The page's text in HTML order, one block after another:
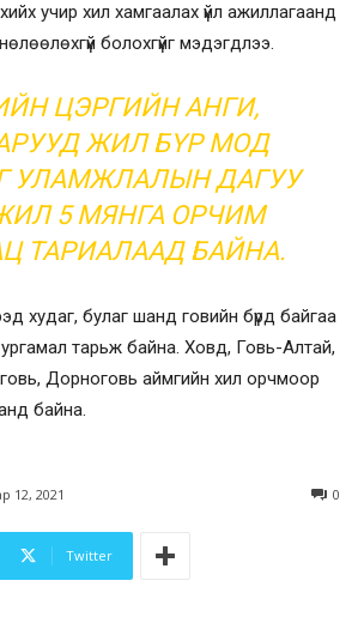
учир хил хамгаалах үйл ажиллагаанд
болохгүйг мэдэгдлээ.
ЦЭРГИЙН АНГИ,
ЖИЛ БҮР МОД
УЛАМЖЛАЛЫН ДАГУУ
5 МЯНГА ОРЧИМ
ТАРИАЛААД БАЙНА.
худаг, булаг шанд говийн бүрд байгаа
тарьж байна. Ховд, Говь-Алтай,
Дорноговь аймгийн хил орчмоор
байна.
12, 2021 0
Twitter